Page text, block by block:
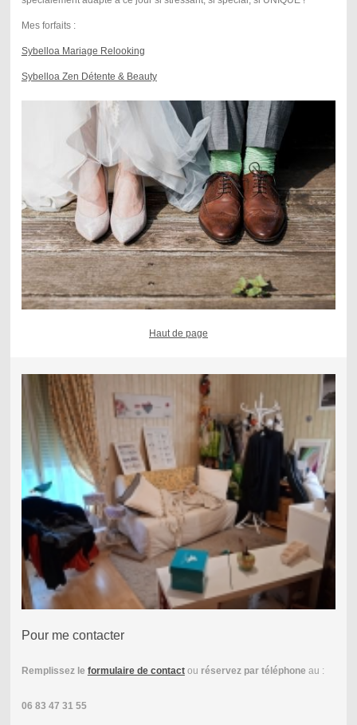
Mes forfaits :
Sybelloa Mariage Relooking
Sybelloa Zen Détente & Beauty
Haut de page
Pour me contacter
Remplissez le formulaire de contactou réservez par téléphone au :
06 83 47 31 55